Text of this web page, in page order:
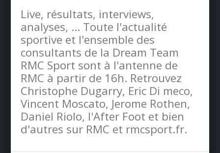
Live, résultats, interviews,
analyses, ... Toute l'actualité
sportive et l'ensemble des
consultants de la Dream Team
RMC Sport sont à l'antenne de
RMC à partir de 16h. Retrouvez
Christophe Dugarry, Eric Di meco,
Vincent Moscato, Jerome Rothen,
Daniel Riolo, l'After Foot et bien
d'autres sur RMC et rmcsport.fr.